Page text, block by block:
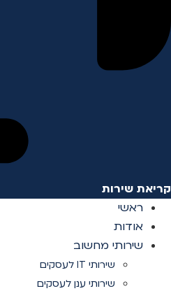
קריאת שירות
ראשי
אודות
שירותי מחשוב
שירותי IT לעסקים
שירותי ענן לעסקים